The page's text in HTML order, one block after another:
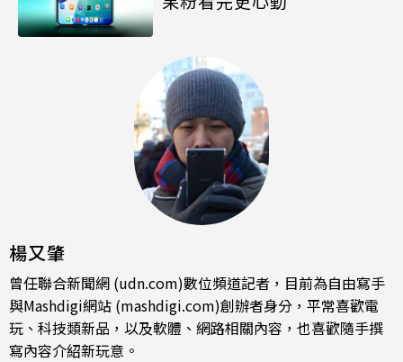
楊又肇
曾任聯合新聞網 (udn.com)數位頻道記者，目前為自由寫手
與Mashdigi網站 (mashdigi.com)創辦者身分，平常喜歡電
玩、科技類新品，以及軟體、網路相關內容，也喜歡隨手撰
寫內容介紹新玩意。